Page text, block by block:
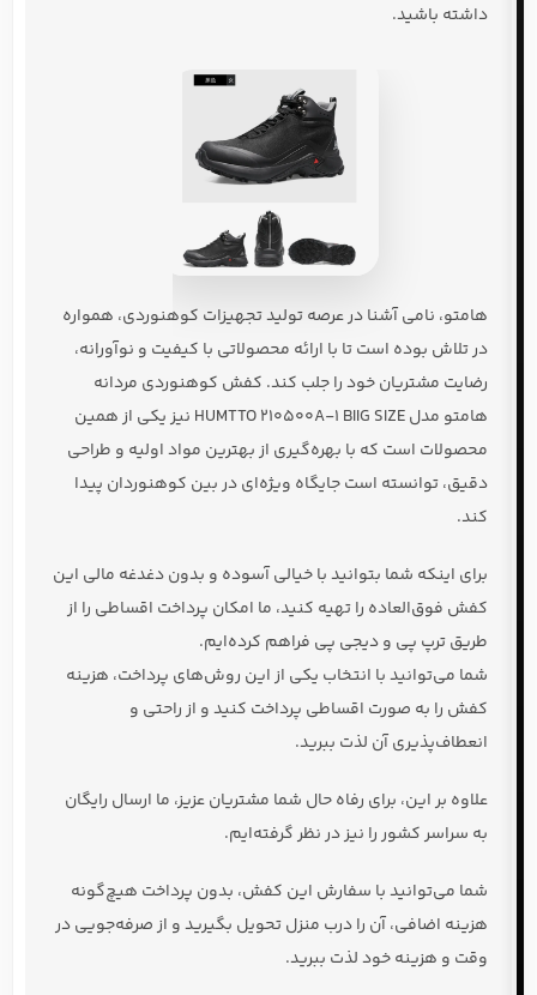
داشته باشید.
هامتو، نامی آشنا در عرصه تولید تجهیزات کوهنوردی، همواره
در تلاش بوده است تا با ارائه محصولاتی با کیفیت و نوآورانه،
رضایت مشتریان خود را جلب کند. کفش کوهنوردی مردانه
هامتو مدل HUMTTO 210500A-1 BIIG SIZE
نیز یکی از همین
محصولات است که با بهره‌گیری از بهترین مواد اولیه و طراحی
دقیق، توانسته است جایگاه ویژه‌ای در بین کوهنوردان پیدا
کند.
برای اینکه شما بتوانید با خیالی آسوده و بدون دغدغه مالی این
کفش فوق‌العاده را تهیه کنید، ما امکان پرداخت اقساطی را از
طریقترپ پی ودیجی پی فراهم کرده‌ایم.
شما می‌توانید با انتخاب یکی از این روش‌های پرداخت، هزینه
کفش را به صورت اقساطی پرداخت کنید و ازراحتی و
انعطاف‌پذیریآن لذت ببرید.
علاوه بر این، برای رفاه حال شما مشتریان عزیز، ما ارسال رایگان
به سراسر کشور را نیز در نظر گرفته‌ایم.
شما می‌توانید با سفارش این کفش، بدون پرداخت هیچ‌گونه
هزینه اضافی، آن را درب منزل تحویل بگیرید و ازصرفه‌جویی در
وقت و هزینهخود لذت ببرید.